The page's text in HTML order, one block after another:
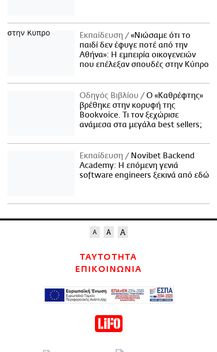
Εκπαίδευση
«Νιώσαμε ότι το
παιδί δεν έφυγε ποτέ από την
Αθήνα»: Η εμπειρία οικογενειών
που επέλεξαν σπουδές στην Κύπρο
Οδηγός Βιβλίου
Ο «Καθρέφτης»
βρέθηκε στην κορυφή της
Bookvoice. Τι τον ξεχώρισε
ανάμεσα στα μεγάλα best sellers;
Εκπαίδευση
Novibet Backend
Academy: Η επόμενη γενιά
software engineers ξεκινά από εδώ
ΤΑΥΤΟΤΗΤΑ
ΕΠΙΚΟΙΝΩΝΙΑ